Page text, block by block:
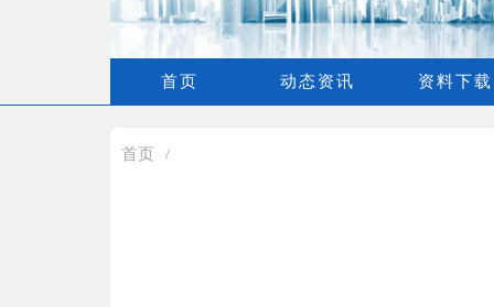
首页 动态资讯 资料下载
首页